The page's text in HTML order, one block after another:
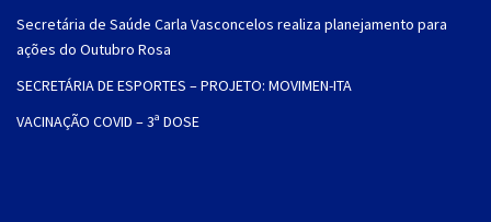
Secretária de Saúde Carla Vasconcelos realiza planejamento para
ações do Outubro Rosa
SECRETÁRIA DE ESPORTES – PROJETO: MOVIMEN-ITA
VACINAÇÃO COVID – 3ª DOSE